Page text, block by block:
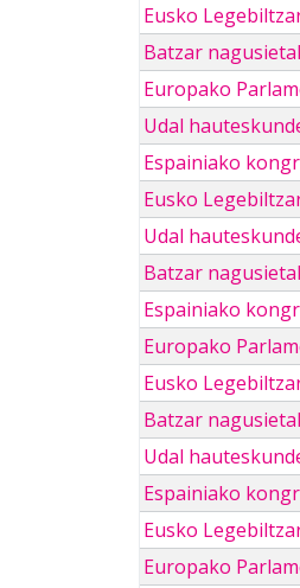
Eusko
Batzar
Europako
Udal
Espainiako
Eusko
Udal
Batzar
Espainiako
Europako
Eusko
Batzar
Udal
Espainiako
Eusko
Europako